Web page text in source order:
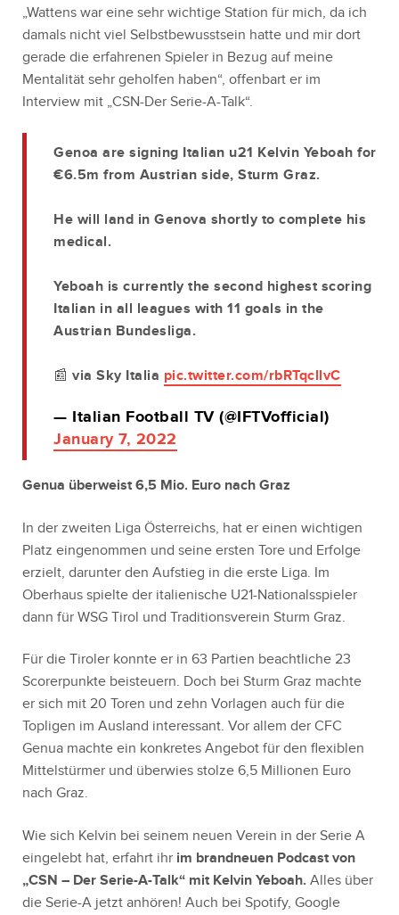
„Wattens war eine sehr wichtige Station für mich, da ich
damals nicht viel Selbstbewusstsein hatte und mir dort
gerade die erfahrenen Spieler in Bezug auf meine
Mentalität sehr geholfen haben“, offenbart er im
Interview mit „CSN-Der Serie-A-Talk“.
Genoa are signing Italian u21 Kelvin Yeboah for
€6.5m from Austrian side, Sturm Graz.
He will land in Genova shortly to complete his
medical.
Yeboah is currently the second highest scoring
Italian in all leagues with 11 goals in the
Austrian Bundesliga.
📰 via Sky Italia pic.twitter.com/rbRTqcllvC
— Italian Football TV (@IFTVofficial)
January 7, 2022
Genua überweist 6,5 Mio. Euro nach Graz
In der zweiten Liga Österreichs, hat er einen wichtigen
Platz eingenommen und seine ersten Tore und Erfolge
erzielt, darunter den Aufstieg in die erste Liga. Im
Oberhaus spielte der italienische U21-Nationalsspieler
dann für WSG Tirol und Traditionsverein Sturm Graz.
Für die Tiroler konnte er in 63 Partien beachtliche 23
Scorerpunkte beisteuern. Doch bei Sturm Graz machte
er sich mit 20 Toren und zehn Vorlagen auch für die
Topligen im Ausland interessant. Vor allem der CFC
Genua machte ein konkretes Angebot für den flexiblen
Mittelstürmer und überwies stolze 6,5 Millionen Euro
nach Graz.
Wie sich Kelvin bei seinem neuen Verein in der Serie A
eingelebt hat, erfahrt ihr im brandneuen Podcast von
„CSN – Der Serie-A-Talk“ mit Kelvin Yeboah. Alles über
die Serie-A jetzt anhören! Auch bei Spotify, Google